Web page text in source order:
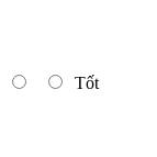
Tốt